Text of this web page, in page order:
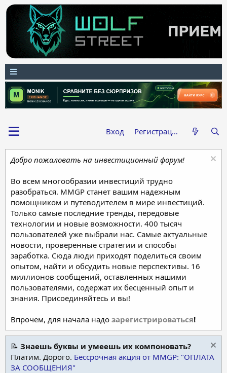
Вход Регистрация
Добро пожаловать на инвестиционный форум!
Во всем многообразии инвестиций трудно
разобраться. MMGP станет вашим надежным
помощником и путеводителем в мире инвестиций.
Только самые последние тренды, передовые
технологии и новые возможности. 400 тысяч
пользователей уже выбрали нас. Самые актуальные
новости, проверенные стратегии и способы
заработка. Сюда люди приходят поделиться своим
опытом, найти и обсудить новые перспективы. 16
миллионов сообщений, оставленных нашими
пользователями, содержат их бесценный опыт и
знания. Присоединяйтесь и вы!
Впрочем, для начала надо зарегистрироваться!
📝 Знаешь буквы и умеешь их компоновать?
Платим. Дорого. Бессрочная акция от MMGP: "ОПЛАТА
ЗА СООБЩЕНИЯ"